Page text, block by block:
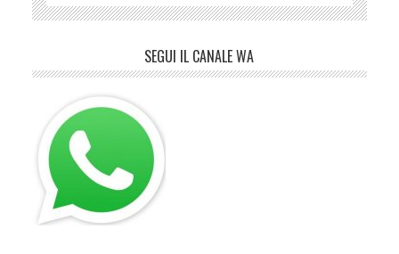
SEGUI IL CANALE WA